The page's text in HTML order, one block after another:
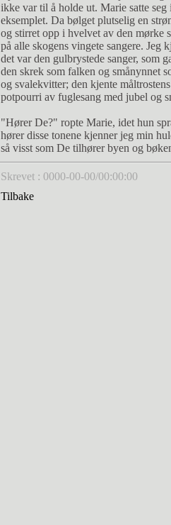
ikke var til å holde ut. Marie satte
eksemplet. Da bølget plutselig en
og stirret opp i hvelvet av den mørke
på alle skogens vingete sangere. Jeg
det var den gulbrystede sanger, som
den skrek som falken og smånynnet
og svalekvitter; den kjente
potpourri av fuglesang med jubel og
"Hører De?" ropte Marie, idet hun
hører disse tonene kjenner jeg min
så visst som De tilhører byen og
Skrevet : 0000-00-00/00:00:00
Tilbake